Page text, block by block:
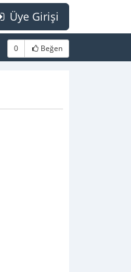
Üye Girişi
0 Beğen